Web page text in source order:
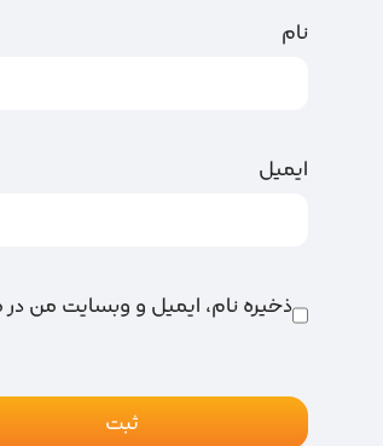
نام
ایمیل
ذخیره نام، ایمیل و وبسایت من در